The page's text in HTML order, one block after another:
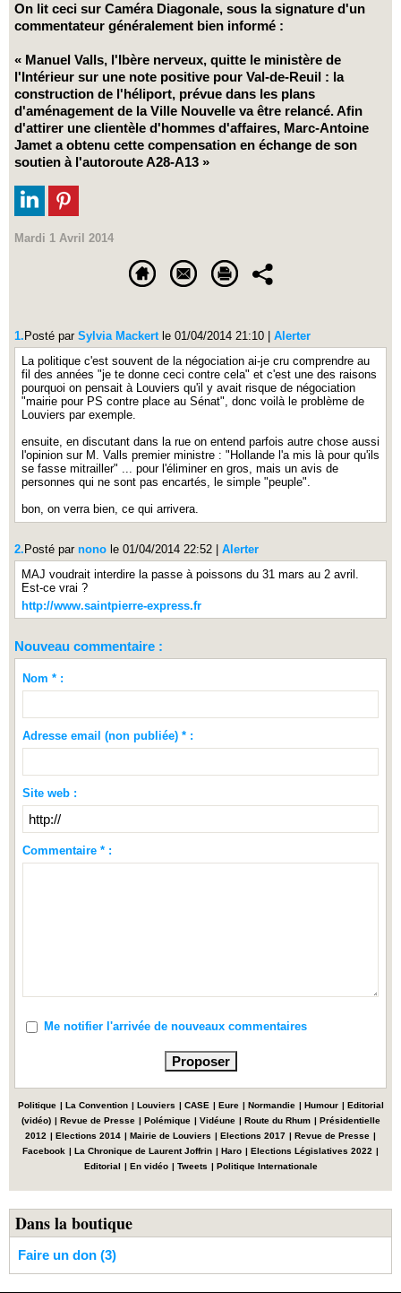
On lit ceci sur Caméra Diagonale, sous la signature d'un
commentateur généralement bien informé :
« Manuel Valls, l'Ibère nerveux, quitte le ministère de
l'Intérieur sur une note positive pour Val-de-Reuil : la
construction de l'héliport, prévue dans les plans
d'aménagement de la Ville Nouvelle va être relancé. Afin
d'attirer une clientèle d'hommes d'affaires, Marc-Antoine
Jamet a obtenu cette compensation en échange de son
soutien à l'autoroute A28-A13 »
Mardi 1 Avril 2014
1. Posté par Sylvia Mackert le 01/04/2014 21:10
Alerter
La politique c'est souvent de la négociation ai-je cru comprendre au
fil des années "je te donne ceci contre cela" et c'est une des raisons
pourquoi on pensait à Louviers qu'il y avait risque de négociation
"mairie pour PS contre place au Sénat", donc voilà le problème de
Louviers par exemple.
ensuite, en discutant dans la rue on entend parfois autre chose aussi
l'opinion sur M. Valls premier ministre : "Hollande l'a mis là pour qu'ils
se fasse mitrailler" ... pour l'éliminer en gros, mais un avis de
personnes qui ne sont pas encartés, le simple "peuple".
bon, on verra bien, ce qui arrivera.
2.Posté par nono le 01/04/2014 22:52 | Alerter
MAJ voudrait interdire la passe à poissons du 31 mars au 2 avril.
Est-ce vrai ?
http://www.saintpierre-express.fr
Nouveau commentaire :
Nom * :
Adresse email (non publiée) * :
Site web :
Commentaire * :
Me notifier l'arrivée de nouveaux commentaires
Politique | La Convention | Louviers | CASE | Eure | Normandie | Humour | Editorial
(vidéo) | Revue de Presse | Polémique | Vidéune | Route du Rhum | Présidentielle
2012 | Elections 2014 | Mairie de Louviers | Elections 2017 | Revue de Presse |
Facebook | La Chronique de Laurent Joffrin | Haro | Elections Législatives 2022 |
Editorial | En vidéo | Tweets | Politique Internationale
Dans la boutique
Faire un don (3)